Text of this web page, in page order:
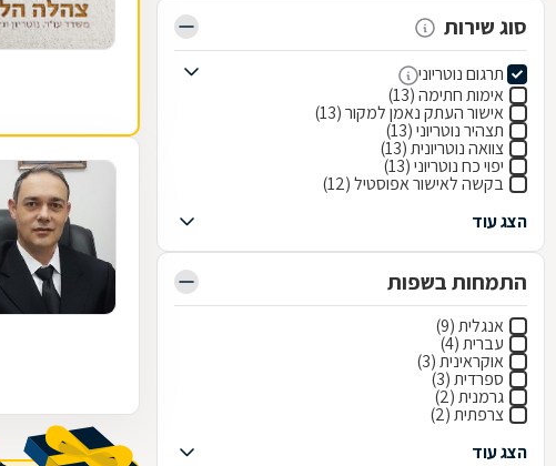
סוג שירות
תרגום נוטריוני
אימות חתימה (13)
אישור העתק נאמן למקור (13)
תצהיר נוטריוני (13)
צוואה נוטריונית (13)
יפוי כח נוטריוני (13)
בקשה לאישור אפוסטיל (12)
הצג עוד
התמחות בשפות
אנגלית (9)
עברית (4)
אוקראינית (3)
ספרדית (3)
גרמנית (2)
צרפתית (2)
הצג עוד